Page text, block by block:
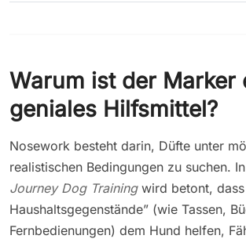
Warum ist der Marker
geniales Hilfsmittel?
Nosework besteht darin, Düfte unter
realistischen Bedingungen zu suchen.
Journey Dog Trainingwird betont, dass
Haushaltsgegenstände” (wie Tassen,
Fernbedienungen) dem Hund helfen,